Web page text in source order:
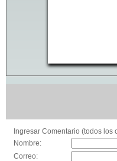
Ingresar Comentario (todos los
Nombre:
Correo: